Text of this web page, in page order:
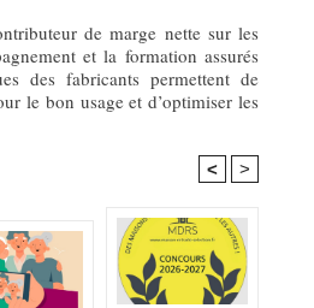
de marge nette sur les
et la formation assurés
des fabricants permettent de
le bon usage et d’optimiser les
< >